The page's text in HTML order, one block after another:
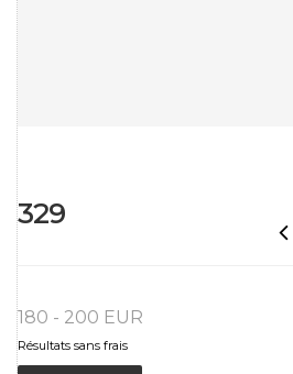
329
180 - 200 EUR
Résultats sans frais